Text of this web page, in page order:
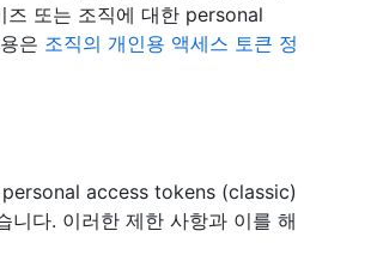
즈 또는 조직에 대한 personal
은 조직의 개인용 액세스 토큰 정
access tokens (classic)
니다. 이러한 제한 사항과 이를 해